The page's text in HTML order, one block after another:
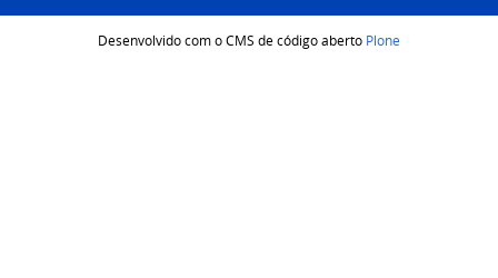
Desenvolvido com o CMS de código aberto Plone